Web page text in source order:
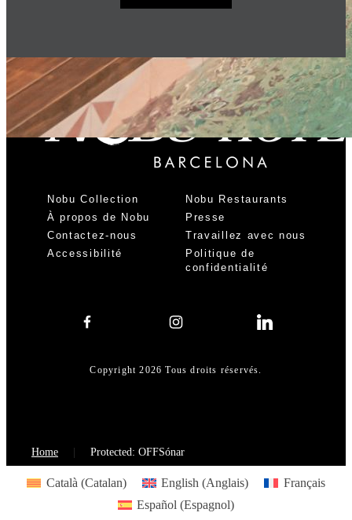
Nobu Collection
Nobu Restaurants
À propos de Nobu
Presse
Contactez-nous
Travaillez avec nous
Accessibilité
Politique de
confidentialité
Copyright 2026 Tous droits réservés.
Home Protected: OFFSónar
Català (Catalan) English (Anglais)
Français
Español (Espagnol)